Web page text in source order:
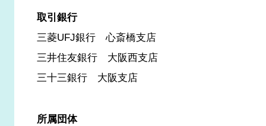
取引銀行
三菱UFJ銀行 心斎橋支店
三井住友銀行 大阪西支店
三十三銀行 大阪支店
所属団体